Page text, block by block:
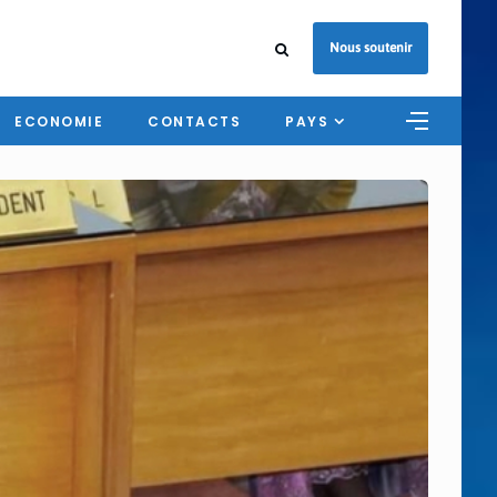
Nous soutenir
ECONOMIE CONTACTS PAYS